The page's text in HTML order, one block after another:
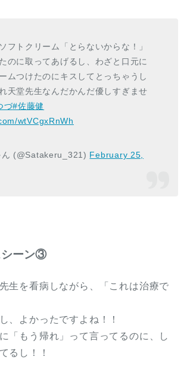
フトクリーム「とらないからな！」
のに取ってあげるし、わざと口元に
ムつけたのにキスしてとっちゃうし
天堂先生なんだかんだ優しすぎませ
づ#佐藤健
wtVCgxRnWh
(@Satakeru_321) February 25,
シーン③
生を看病しながら、「これは治療で
、よかったですよね！！
「もう帰れ」って言ってるのに、し
るし！！